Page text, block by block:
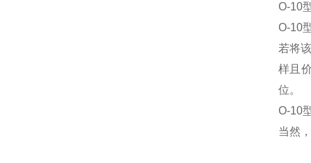
O-10
O-10
若将
样且
位。
O-10
当然